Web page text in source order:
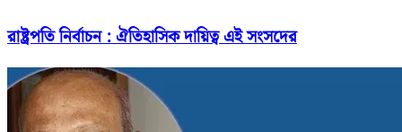
রাষ্ট্রপতি নির্বাচন : ঐতিহাসিক দায়িত্ব এই সংসদের